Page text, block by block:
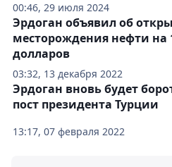
00:46, 29 июля 2024
03:32, 13 декабря 2022
Эрдоган объявил об
месторождения нефти на
долларов
13:17, 07 февраля 2022
Эрдоган вновь будет
пост президента Турции